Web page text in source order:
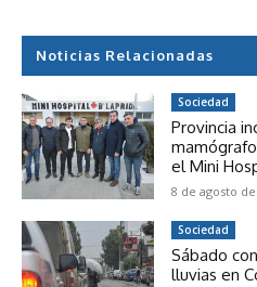
Noticias Relacionadas
Sociedad
Provincia
el Mini
8 de agosto
Sociedad
Sábado
lluvias en